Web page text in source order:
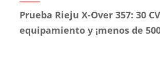
Prueba Rieju X-Over 357: 30
equipamiento y ¡menos de